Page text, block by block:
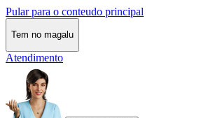
Pular para o conteudo principal
Tem no magalu
Atendimento